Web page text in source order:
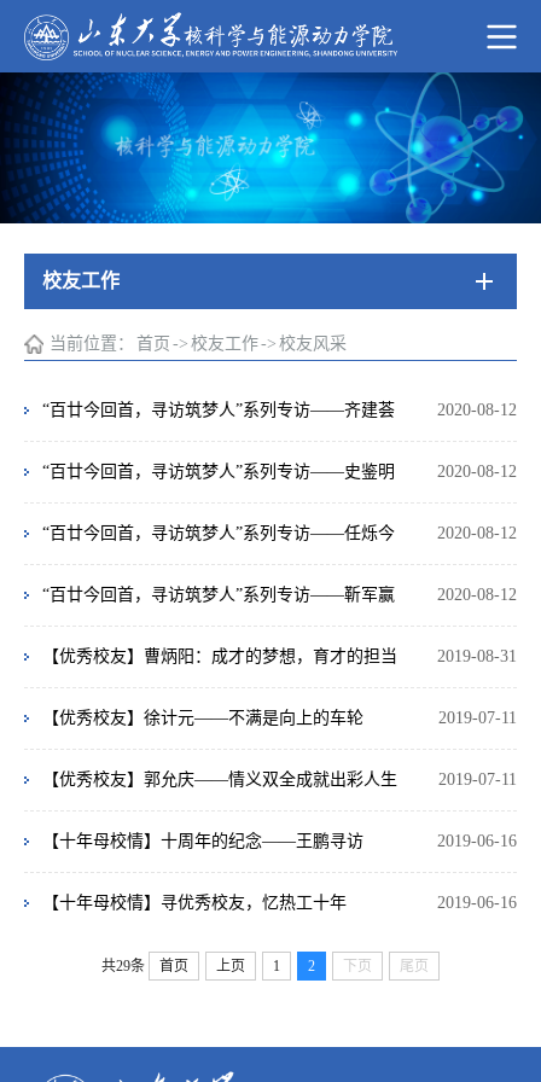
校友工作
当前位置： 首页 -> 校友工作-> 校友风采
2020-08-12
“百廿今回首，寻访筑梦人”系列专访——齐建荟
2020-08-12
“百廿今回首，寻访筑梦人”系列专访——史鉴明
2020-08-12
“百廿今回首，寻访筑梦人”系列专访——任烁今
2020-08-12
“百廿今回首，寻访筑梦人”系列专访——靳军赢
2019-08-31
【优秀校友】曹炳阳：成才的梦想，育才的担当
2019-07-11
【优秀校友】徐计元——不满是向上的车轮
2019-07-11
【优秀校友】郭允庆——情义双全成就出彩人生
2019-06-16
【十年母校情】十周年的纪念——王鹏寻访
2019-06-16
【十年母校情】寻优秀校友，忆热工十年
共29条 首页 上页 1 2 下页 尾页